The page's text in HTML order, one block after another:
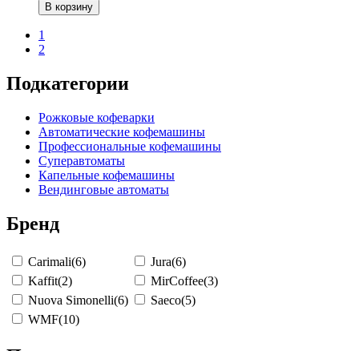
В корзину
1
2
Подкатегории
Рожковые кофеварки
Автоматические кофемашины
Профессиональные кофемашины
Суперавтоматы
Капельные кофемашины
Вендинговые автоматы
Бренд
Carimali(6) Jura(6)
Kaffit(2) MirCoffee(3)
Nuova Simonelli(6) Saeco(5)
WMF(10)